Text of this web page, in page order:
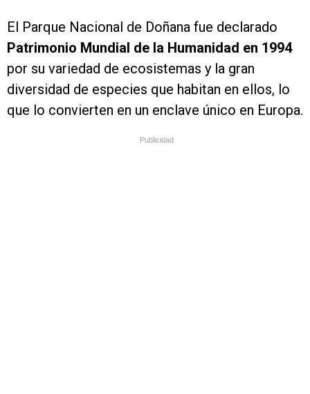
El Parque Nacional de Doñana fue declarado
Patrimonio Mundial de la Humanidad en 1994
por su variedad de ecosistemas y la gran
diversidad de especies que habitan en ellos, lo
que lo convierten en un enclave único en Europa.
Publicidad